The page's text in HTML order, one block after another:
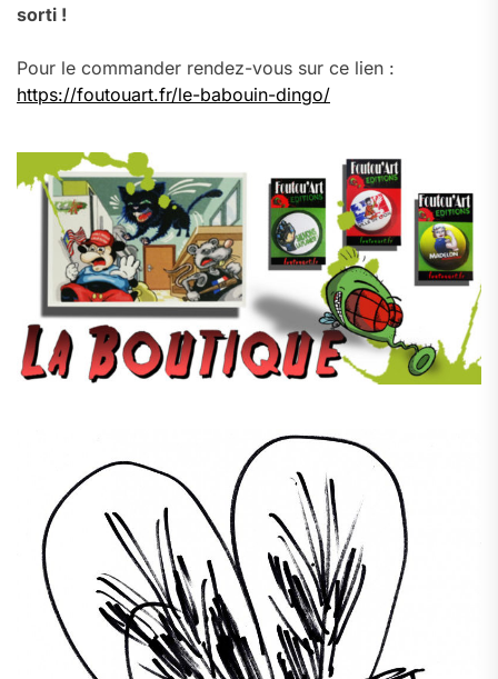
sorti !
Pour le commander rendez-vous sur ce lien :
https://foutouart.fr/le-babouin-dingo/